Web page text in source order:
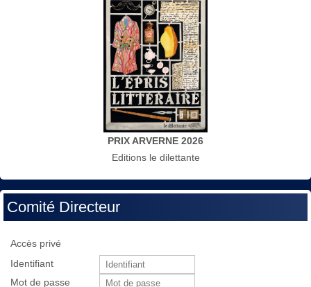
PRIX ARVERNE 2026
Editions le dilettante
Comité Directeur
Accès privé
Identifiant
Mot de passe